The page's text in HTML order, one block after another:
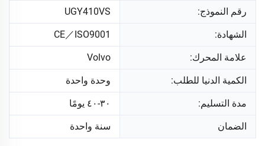
رقم النموذج: UGY410VS
الشهادة: CE／ISO9001
علامة المحرك: Volvo
الكمية الدنيا للطلب: وحدة واحدة
مدة التسليم: ٣٠-٤٠ يومًا
الضمان سنة واحدة